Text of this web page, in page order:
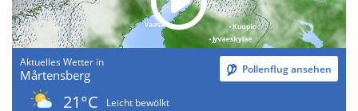
Aktuelles Wetter in
Mårtensberg Pollenflug ansehen
21°C
Leicht bewölkt